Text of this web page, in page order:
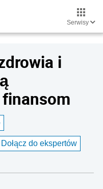
Serwisy
i
Dołącz do ekspertów